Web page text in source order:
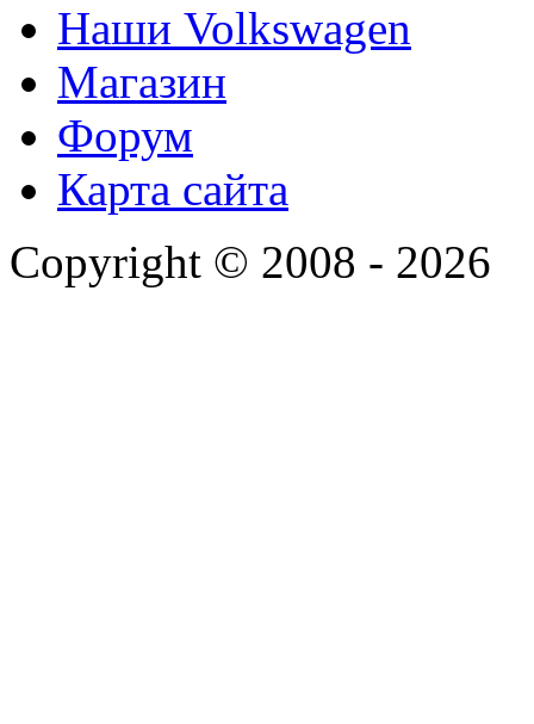
Наши Volkswagen
Магазин
Форум
Карта сайта
Copyright © 2008 - 2026